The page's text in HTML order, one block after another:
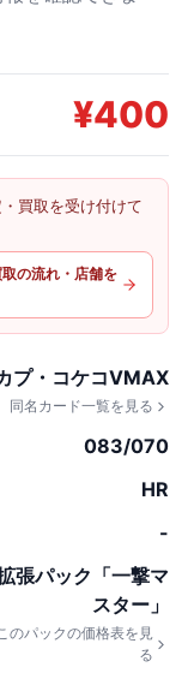
¥400
買取を受け付けて
の流れ・店舗を
プ・コケコVMAX
同名カード一覧を見る
083/070
HR
-
張パック「一撃マ
スター」
のパックの価格表を見
る